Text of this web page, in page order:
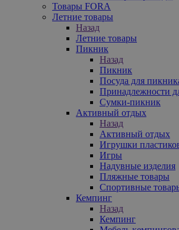
Товары FORA
Летние товары
Назад
Летние товары
Пикник
Назад
Пикник
Посуда для
Принадлежности
Сумки-пикник
Активный отдых
Назад
Активный отдых
Игрушки
Игры
Надувные изделия
Пляжные товары
Спортивные
Кемпинг
Назад
Кемпинг